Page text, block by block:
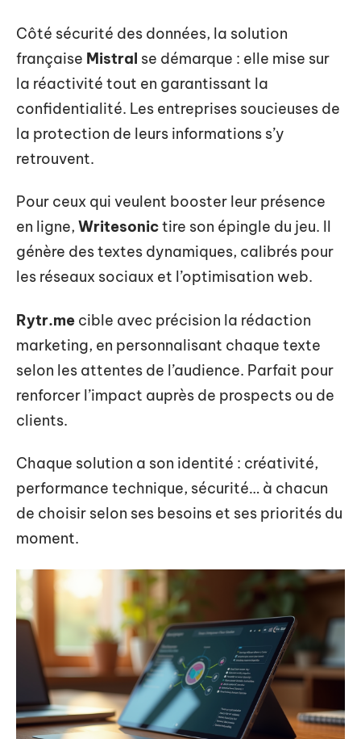
Côté sécurité des données, la solution
française Mistral se démarque : elle mise sur
la réactivité tout en garantissant la
confidentialité. Les entreprises soucieuses de
la protection de leurs informations s’y
retrouvent.
Pour ceux qui veulent booster leur présence
en ligne, Writesonictire son épingle du jeu. Il
génère des textes dynamiques, calibrés pour
les réseaux sociaux et l’optimisation web.
Rytr.me cible avec précision la rédaction
marketing, en personnalisant chaque texte
selon les attentes de l’audience. Parfait pour
renforcer l’impact auprès de prospects ou de
clients.
Chaque solution a son identité : créativité,
performance technique, sécurité… à chacun
de choisir selon ses besoins et ses priorités du
moment.